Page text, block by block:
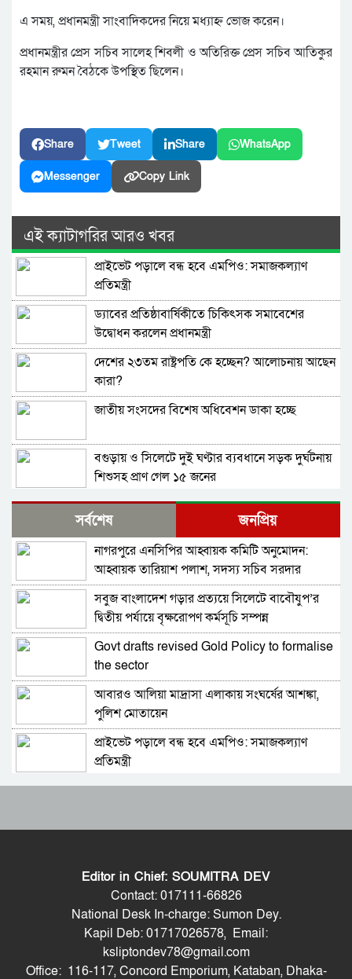
এ সময়, প্রধানমন্ত্রী সাংবাদিকদের নিয়ে মধ্যাহ্ন ভোজ করেন।
প্রধানমন্ত্রীর প্রেস সচিব সালেহ শিবলী ও অতিরিক্ত প্রেস সচিব আতিকুর
রহমান রুমন বৈঠকে উপস্থিত ছিলেন।
Share Tweet Share WhatsApp
Messenger Copy Link
এই ক্যাটাগরির আরও খবর
প্রাইভেট পড়ালে বন্ধ হবে এমপিও: সমাজকল্যাণ
প্রতিমন্ত্রী
ড্যাবের প্রতিষ্ঠাবার্ষিকীতে চিকিৎসক সমাবেশের
উদ্বোধন করলেন প্রধানমন্ত্রী
দেশের ২৩তম রাষ্ট্রপতি কে হচ্ছেন? আলোচনায় আছেন
কারা?
জাতীয় সংসদের বিশেষ অধিবেশন ডাকা হচ্ছে
বগুড়ায় ও সিলেটে দুই ঘণ্টার ব্যবধানে সড়ক দুর্ঘটনায়
শিশুসহ প্রাণ গেল ১৫ জনের
বিমানবন্দরে ভিআইপি-সিআইপিসহ সবাইকে তল্লাশির
নির্দেশ
বিটিভির মহাপরিচালক হলেন কাজী জেসিন
র‍্যাব বিলুপ্ত করে আনা হচ্ছে নতুন বাহিনী
ভারত সফরের সিদ্ধান্ত প্রধানমন্ত্রী নেবেন: পররাষ্ট্র
প্রতিমন্ত্রী
সচিব পদে পদোন্নতি পেলেন জেসমিন নাহার
পুলিশের ৭ কর্মকর্তাকে বদলি
শেখ হাসিনাকে কথা বলতে দেওয়া দুই দেশের
সম্পর্কের জন্য ক্ষতিকর: পররাষ্ট্র মন্ত্রণালয়
ভিডিও ডকুমেন্টারি প্রদর্শনের পর ‘ভুয়া’ স্লোগান, জুলাই
যোদ্ধা ও শহিদ পরিবারের সংবর্ধনা অনুষ্ঠানে হট্টগোল
সর্বশেষ জনপ্রিয়
নাগরপুরে এনসিপির আহ্বায়ক কমিটি অনুমোদন:
আহ্বায়ক তারিয়াশ পলাশ, সদস্য সচিব সরদার
আশরাফ
সবুজ বাংলাদেশ গড়ার প্রত্যয়ে সিলেটে বাবৌযুপ’র
দ্বিতীয় পর্যায়ে বৃক্ষরোপণ কর্মসূচি সম্পন্ন
Govt drafts revised Gold Policy to formalise
the sector
আবারও আলিয়া মাদ্রাসা এলাকায় সংঘর্ষের আশঙ্কা,
পুলিশ মোতায়েন
প্রাইভেট পড়ালে বন্ধ হবে এমপিও: সমাজকল্যাণ
প্রতিমন্ত্রী
৫৪ রানে অলআউট হয়ে ইনিংস ব্যবধানে হারল
ভারতের হিমাচলে বাস উল্টে নিহত ৮, আহত ১০
ট্রাম্পের ‘অবৈধ ইরান যুদ্ধ’ বন্ধে মার্কিন সিনেটরদের
প্রস্তাব
Editor in Chief: SOUMITRA DEV
Contact: 017111-66826
National Desk In-charge: Sumon Dey.
Kapil Deb: 01717026578, Email:
ksliptondev78@gmail.com
Office: 116-117, Concord Emporium, Kataban, Dhaka-